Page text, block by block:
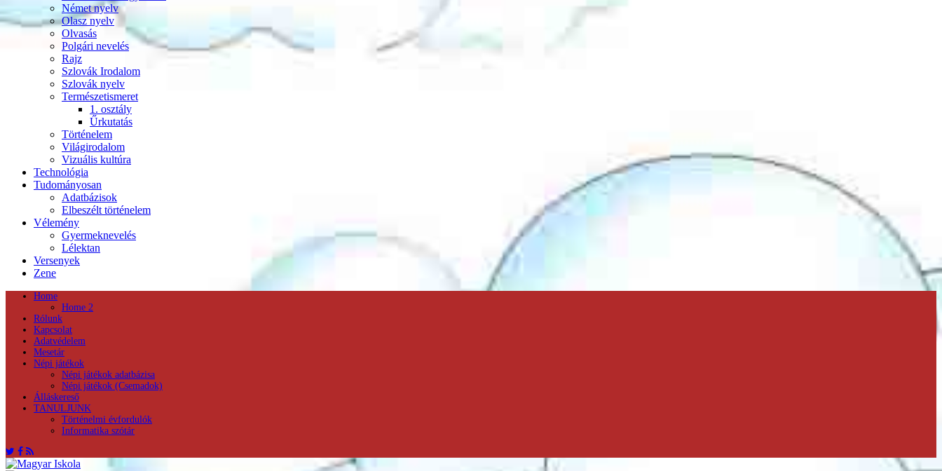
Német nyelv
Olasz nyelv
Olvasás
Polgári nevelés
Rajz
Szlovák Irodalom
Szlovák nyelv
Természetismeret
1. osztály
Űrkutatás
Történelem
Világirodalom
Vizuális kultúra
Technológia
Tudományosan
Adatbázisok
Elbeszélt történelem
Vélemény
Gyermeknevelés
Lélektan
Versenyek
Zene
Home
Home 2
Rólunk
Kapcsolat
Adatvédelem
Mesetár
Népi játékok
Népi játékok adatbázisa
Népi játékok (Csemadok)
Álláskereső
TANULJUNK
Történelmi évfordulók
Informatika szótár